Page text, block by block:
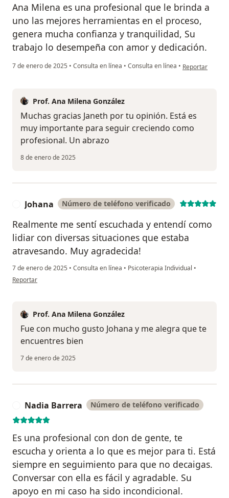
Ana Milena es una profesional que le brinda a
uno las mejores herramientas en el proceso,
genera mucha confianza y tranquilidad, Su
trabajo lo desempeña con amor y dedicación.
7 de enero de 2025 • Consulta en línea • Consulta en línea • en opinión del
Reportar
Prof. Ana Milena González
Muchas gracias Janeth por tu opinión. Está es
muy importante para seguir creciendo como
profesional. Un abrazo
8 de enero de 2025
Johana Número de teléfono verificado
Realmente me sentí escuchada y entendí como
lidiar con diversas situaciones que estaba
atravesando. Muy agradecida!
7 de enero de 2025 • Consulta en línea • Psicoterapia Individual •
en opinión del usuario Johana
Reportar
Prof. Ana Milena González
Fue con mucho gusto Johana y me alegra que te
encuentres bien
7 de enero de 2025
Nadia Barrera Número de teléfono verificado
Es una profesional con don de gente, te
escucha y orienta a lo que es mejor para ti. Está
siempre en seguimiento para que no decaigas.
Conversar con ella es fácil y agradable. Su
apoyo en mi caso ha sido incondicional.